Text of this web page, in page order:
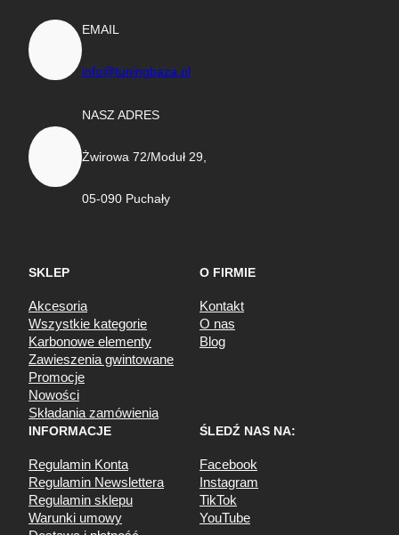
EMAIL
info@tuningbaza.pl
NASZ ADRES
Żwirowa 72/Moduł 29,
05-090 Puchały
SKLEP
Akcesoria
Wszystkie kategorie
Karbonowe elementy
Zawieszenia gwintowane
Promocje
Nowości
Składania zamówienia
O FIRMIE
Kontakt
O nas
Blog
INFORMACJE
Regulamin Konta
Regulamin Newslettera
Regulamin sklepu
Warunki umowy
ŚLEDŹ NAS NA:
Facebook
Instagram
TikTok
YouTube